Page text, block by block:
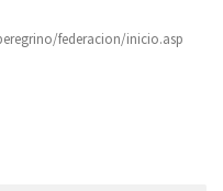
federacion/inicio.asp